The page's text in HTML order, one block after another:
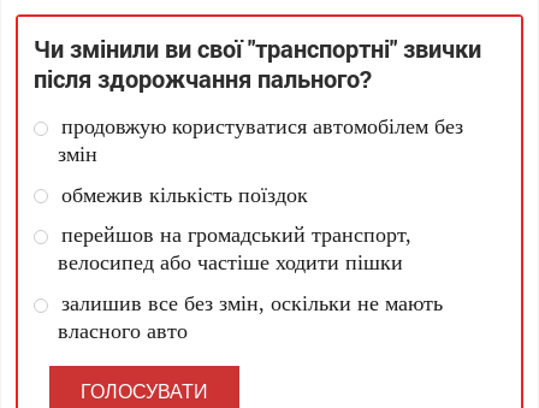
Чи змінили ви свої "транспортні" звички
після здорожчання пального?
продовжую користуватися автомобілем без
змін
обмежив кількість поїздок
перейшов на громадський транспорт,
велосипед або частіше ходити пішки
залишив все без змін, оскільки не мають
власного авто